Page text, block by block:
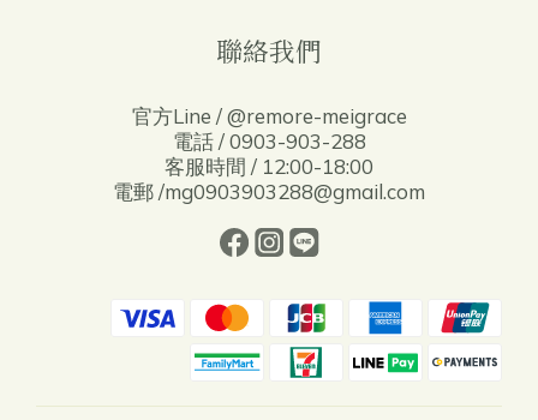
聯絡我們
官方Line / @remore-meigrace
電話 / 0903-903-288
客服時間 / 12:00-18:00
電郵 /mg0903903288@gmail.com